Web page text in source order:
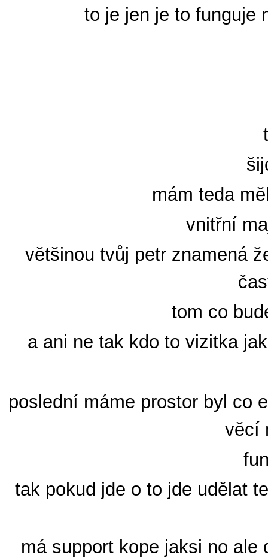
to je jen je to funguje
mám teda
vnitřní
většinou tvůj petr znamená
tom co
a ani ne tak kdo to vizitka
poslední máme prostor byl co
věcí
tak pokud jde o to jde udělat
má support kope jaksi no